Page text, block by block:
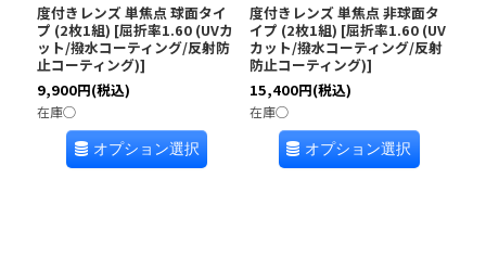
度付きレンズ 単焦点 球面タイ
プ (2枚1組) [屈折率1.60 (UVカ
ット/撥水コーティング/反射防
止コーティング)]
9,900円(税込)
在庫◯
オプション選択
度付きレンズ 単焦点 非球面タ
イプ (2枚1組) [屈折率1.60 (UV
カット/撥水コーティング/反射
防止コーティング)]
15,400円(税込)
在庫◯
オプション選択